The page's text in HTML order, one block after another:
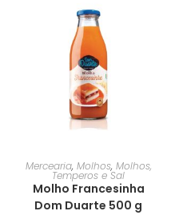
Mercearia, Molhos, Molhos,
Temperos e Sal
Molho Francesinha
Dom Duarte 500 g